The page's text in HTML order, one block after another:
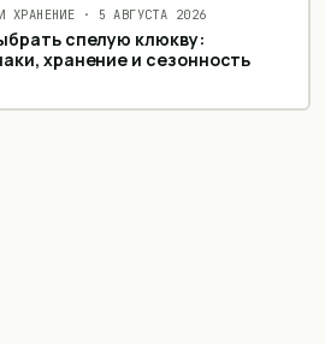
ХРАНЕНИЕ · 5 АВГУСТА 2026
спелую клюкву:
хранение и сезонность